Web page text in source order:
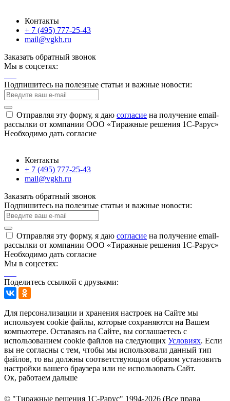
Контакты
+ 7 (495) 777-25-43
mail@vgkh.ru
Заказать обратный звонок
Мы в соцсетях:
Подпишитесь на полезные статьи и важные новости:
Отправляя эту форму, я даю согласие на получение email-
рассылки от компании ООО «Тиражные решения 1С-Рарус»
Необходимо дать согласие
Контакты
+ 7 (495) 777-25-43
mail@vgkh.ru
Заказать обратный звонок
Подпишитесь на полезные статьи и важные новости:
Отправляя эту форму, я даю согласие на получение email-
рассылки от компании ООО «Тиражные решения 1С-Рарус»
Необходимо дать согласие
Мы в соцсетях:
Поделитесь ссылкой с друзьями:
Для персонализации и хранения настроек на Сайте мы
используем cookie файлы, которые сохраняются на Вашем
компьютере. Оставаясь на Сайте, вы соглашаетесь с
использованием cookie файлов на следующих Условиях. Если
вы не согласны с тем, чтобы мы использовали данный тип
файлов, то вы должны соответствующим образом установить
настройки вашего браузера или не использовать Сайт.
Ок, работаем дальше
© "Тиражные решения 1С-Рарус" 1994-2026 (Все права